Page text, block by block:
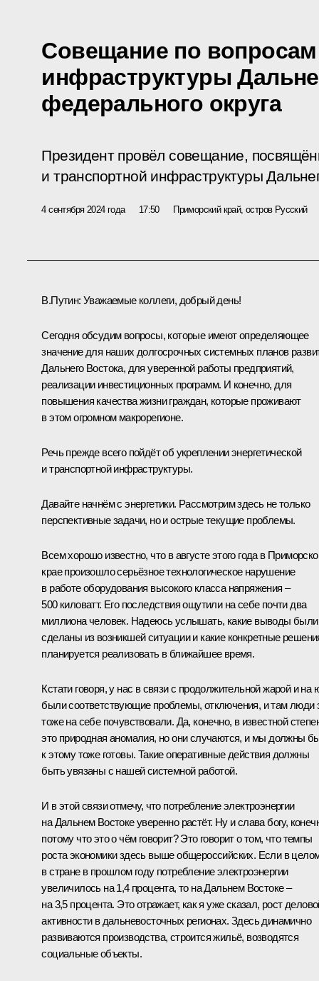
Совещание по вопросам
инфраструктуры
федерального округа
Президент провёл совещание,
и транспортной инфраструктуры
4 сентября 2024 года 17:50 Приморский край, остров Русский
В.Путин: Уважаемые коллеги, добрый день!
Сегодня обсудим вопросы, которые имеют определяющее
значение для наших долгосрочных системных планов
Дальнего Востока, для уверенной работы предприятий,
реализации инвестиционных программ. И конечно, для
повышения качества жизни граждан, которые проживают
в этом огромном макрорегионе.
Речь прежде всего пойдёт об укреплении энергетической
и транспортной инфраструктуры.
Давайте начнём с энергетики. Рассмотрим здесь не только
перспективные задачи, но и острые текущие проблемы.
Всем хорошо известно, что в августе этого года в
крае произошло серьёзное технологическое нарушение
в работе оборудования высокого класса напряжения –
500 киловатт. Его последствия ощутили на себе почти два
миллиона человек. Надеюсь услышать, какие выводы были
сделаны из возникшей ситуации и какие конкретные
планируется реализовать в ближайшее время.
Кстати говоря, у нас в связи с продолжительной жарой и на
были соответствующие проблемы, отключения, и там люди
тоже на себе почувствовали. Да, конечно, в известной
это природная аномалия, но они случаются, и мы должны
к этому тоже готовы. Такие оперативные действия должны
быть увязаны с нашей системной работой.
И в этой связи отмечу, что потребление электроэнергии
на Дальнем Востоке уверенно растёт. Ну и слава богу,
потому что это о чём говорит? Это говорит о том, что темпы
роста экономики здесь выше общероссийских. Если в
в стране в прошлом году потребление электроэнергии
увеличилось на 1,4 процента, то на Дальнем Востоке –
на 3,5 процента. Это отражает, как я уже сказал, рост
активности в дальневосточных регионах. Здесь динамично
развиваются производства, строится жильё, возводятся
социальные объекты.